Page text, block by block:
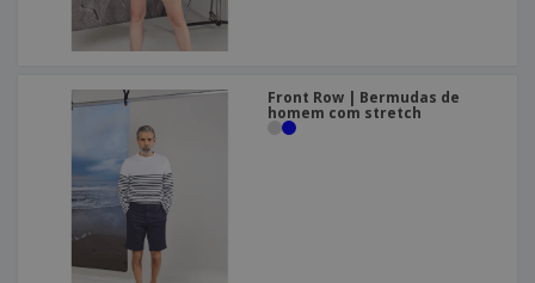
Front Row | Bermudas de
homem com stretch